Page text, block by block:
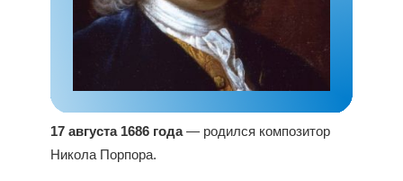
17 августа 1686 года— родился композитор
Никола Порпора.